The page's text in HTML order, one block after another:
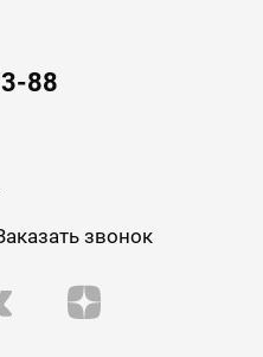
88
звонок